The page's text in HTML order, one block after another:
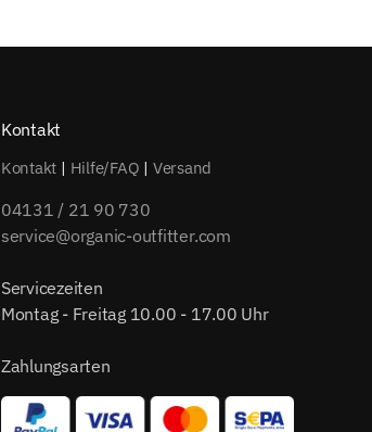
Kontakt
Kontakt | Hilfe/FAQ | Versand
04131 / 21 90 730
service@organic-outfitter.com
Servicezeiten
Montag - Freitag 10.00 - 17.00 Uhr
Zahlungsarten